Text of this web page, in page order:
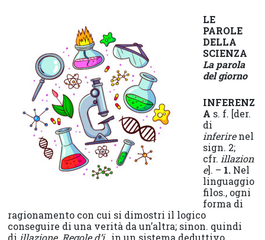
LE
PAROLE
DELLA
SCIENZA
La parola
del giorno
INFERENZ
A s. f. [der.
di
inferirenel
sign. 2;
cfr.illazion
e]. – 1. Nel
linguaggio
filos., ogni
forma di
ragionamento con cui si dimostri il logico
conseguire di una verità da un’altra; sinon. quindi